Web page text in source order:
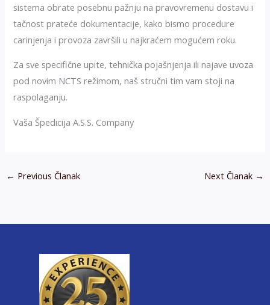
sistema obrate posebnu pažnju na pravovremenu dostavu i
tačnost prateće dokumentacije, kako bismo procedure
carinjenja i provoza završili u najkraćem mogućem roku.
Za sve specifične upite, tehnička pojašnjenja ili najave uvoza
pod novim NCTS režimom, naš stručni tim vam stoji na
raspolaganju.
Vaša Špedicija A.S.S. Company
← Previous Članak Next Članak →